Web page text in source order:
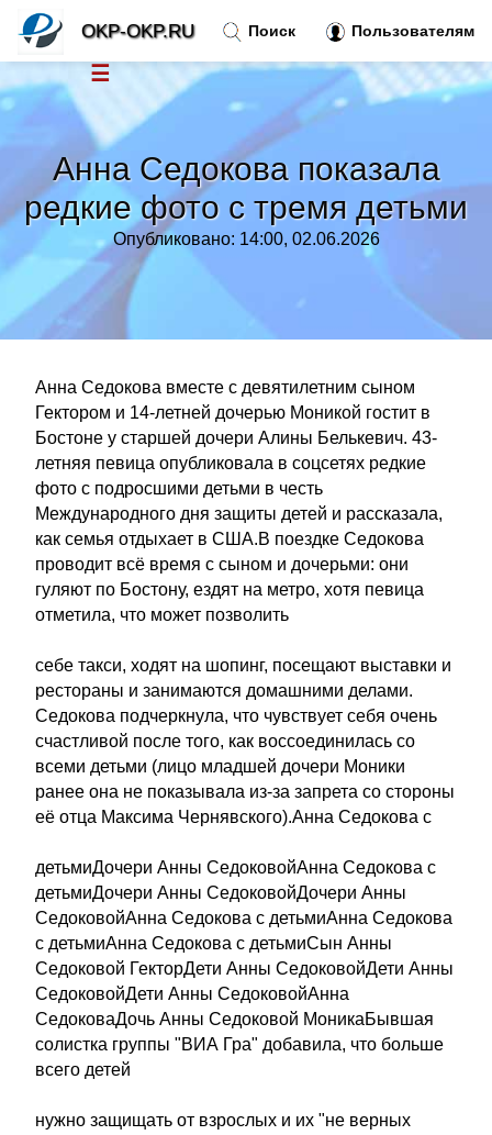
Анна Седокова показала
редкие фото с тремя детьми
Опубликовано: 14:00, 02.06.2026
Анна Седокова вместе с девятилетним сыном
Гектором и 14-летней дочерью Моникой гостит в
Бостоне у старшей дочери Алины Белькевич. 43-
летняя певица опубликовала в соцсетях редкие
фото с подросшими детьми в честь
Международного дня защиты детей и рассказала,
как семья отдыхает в США.В поездке Седокова
проводит всё время с сыном и дочерьми: они
гуляют по Бостону, ездят на метро, хотя певица
отметила, что может позволить
себе такси, ходят на шопинг, посещают выставки и
рестораны и занимаются домашними делами.
Седокова подчеркнула, что чувствует себя очень
счастливой после того, как воссоединилась со
всеми детьми (лицо младшей дочери Моники
ранее она не показывала из-за запрета со стороны
её отца Максима Чернявского).Анна Седокова с
детьмиДочери Анны СедоковойАнна Седокова с
детьмиДочери Анны СедоковойДочери Анны
СедоковойАнна Седокова с детьмиАнна Седокова
с детьмиАнна Седокова с детьмиСын Анны
Седоковой ГекторДети Анны СедоковойДети Анны
СедоковойДети Анны СедоковойАнна
СедоковаДочь Анны Седоковой МоникаБывшая
солистка группы "ВИА Гра" добавила, что больше
всего детей
нужно защищать от взрослых и их "не верных
Поиск Пользователям
OKP-OKP.RU
☰
Новости
Тренды новостей»
Рубрики»
Контакт»